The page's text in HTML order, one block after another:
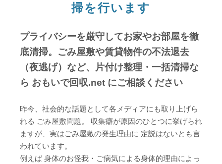
掃を行います
プライバシーを厳守してお家やお部屋を徹
底清掃。ごみ屋敷や賃貸物件の不法退去
（夜逃げ）など、片付け整理・一括清掃な
ら おもいで回収.net にご相談ください
昨今、社会的な話題として各メディアにも取り上げら
れる ごみ屋敷問題。 収集癖が原因のひとつに挙げられ
ますが、実はごみ屋敷の発生理由に 定説はないとも言
われています。
例えば 身体のお怪我・ご病気による身体的理由によっ